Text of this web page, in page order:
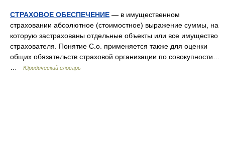
СТРАХОВОЕ ОБЕСПЕЧЕНИЕ — в имущественном
страховании абсолютное (стоимостное) выражение суммы, на
которую застрахованы отдельные объекты или все имущество
страхователя. Понятие С.о. применяется также для оценки
общих обязательств страховой организации по совокупности…
Юридический словарь